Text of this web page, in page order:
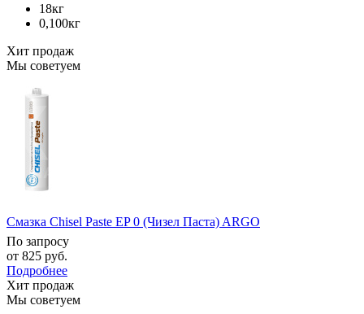
18кг
0,100кг
Хит продаж
Мы советуем
Смазка Chisel Paste EP 0 (Чизел Паста) ARGO
По запросу
от 825 руб.
Подробнее
Хит продаж
Мы советуем